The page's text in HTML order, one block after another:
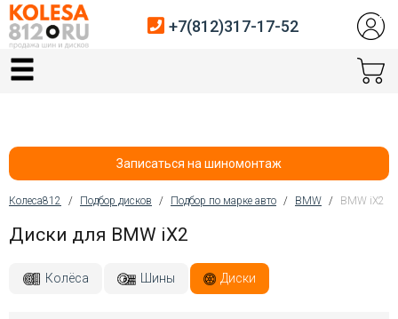
Главная
Автосервис
Датчики давления
Услуги шиномонтажа
+7(812)317-17-52
Записаться на шиномонтаж
Вы здесь
Колеса812 / Подбор дисков / Подбор по марке авто / BMW / BMW iX2
Диски для BMW iX2
Колёса Шины Диски